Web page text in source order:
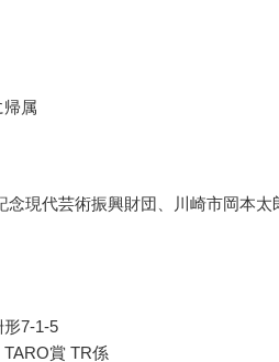
帰属
念現代芸術振興財団、川崎市岡本太
7-1-5
賞 TR係